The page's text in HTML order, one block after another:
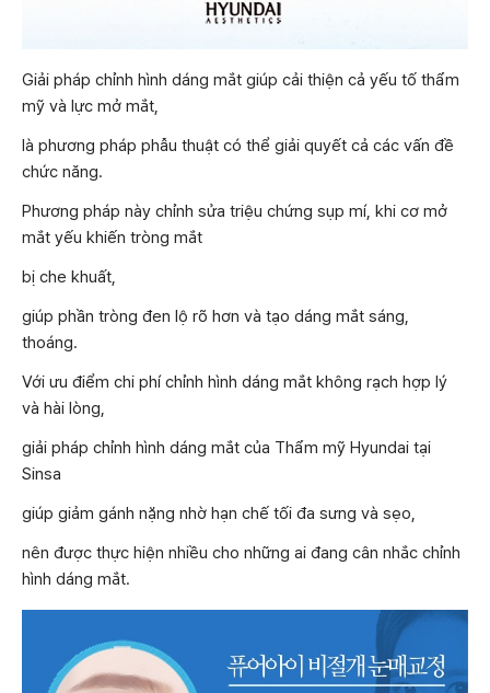
Giải pháp chỉnh hình dáng mắt giúp cải thiện cả yếu tố thẩm
mỹ và lực mở mắt,
là phương pháp phẫu thuật có thể giải quyết cả các vấn đề
chức năng.
Phương pháp này chỉnh sửa triệu chứng sụp mí, khi cơ mở
mắt yếu khiến tròng mắt
bị che khuất,
giúp phần tròng đen lộ rõ hơn và tạo dáng mắt sáng,
thoáng.
Với ưu điểm chi phí chỉnh hình dáng mắt không rạch hợp lý
và hài lòng,
giải pháp chỉnh hình dáng mắt của Thẩm mỹ Hyundai tại
Sinsa
giúp giảm gánh nặng nhờ hạn chế tối đa sưng và sẹo,
nên được thực hiện nhiều cho những ai đang cân nhắc chỉnh
hình dáng mắt.